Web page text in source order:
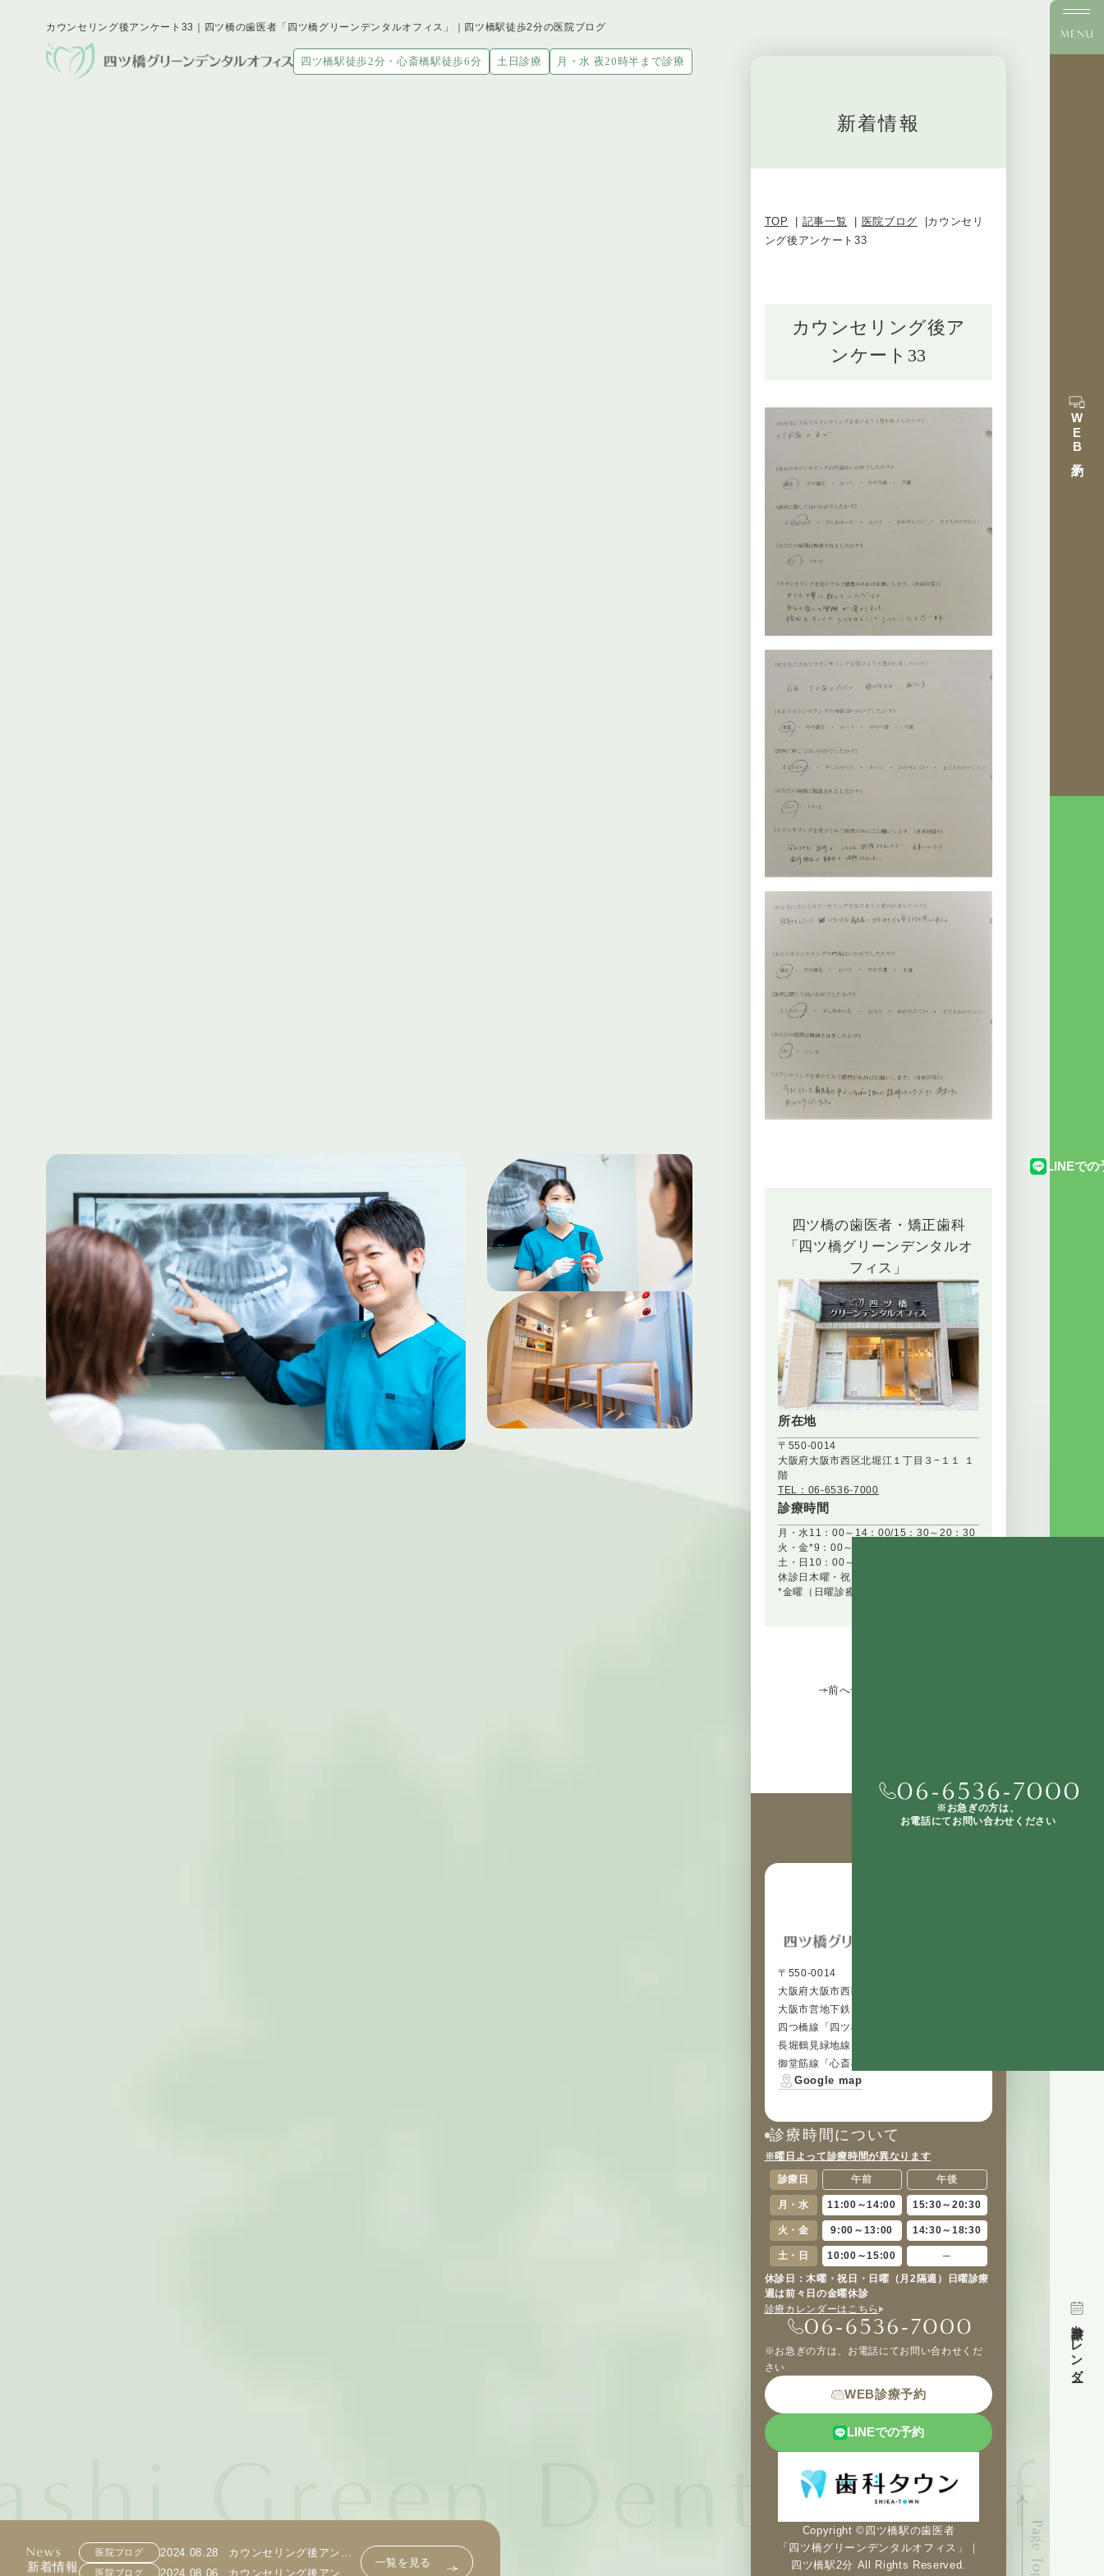
カウンセリング後アンケート33｜四ツ橋の歯医者「四ツ橋グリーンデンタルオフィス」｜四ツ橋駅徒歩2分の医院ブログ
四ツ橋駅徒歩2分・心斎橋駅徒歩6分 土日診療 月・水 夜20時半まで診療
新着情報
医院ブログ 2024.08.28
カウンセリング後アンケ
ート 91
医院ブログ 2024.08.06 カウンセリング後アンケ
一覧を見る
新着情報
TOP 記事一覧 医院ブログ
カウンセリ
ング後アンケート33
カウンセリング後ア
ンケート33
四ツ橋の歯医者・矯正歯科
「四ツ橋グリーンデンタルオ
フィス」
所在地
〒550-0014
大阪府大阪市西区北堀江１丁目３−１１ １
階
TEL：06-6536-7000
診療時間
月・水 11：00～14：00/15：30～20：30
火・金*9：00～13：00/14：30～18：30
土・日 10：00～15：00
休診日 木曜・祝日・日曜（隔週）
*金曜（日曜診療週の前の金曜日は休診）
前へ一覧へ戻る
〒550-0014
大阪府大阪市西区北堀江1丁目3-11 1階
大阪市営地下鉄
四つ橋線「四ツ橋駅」徒歩2分
長堀鶴見緑地線「西大橋駅」徒歩6分
御堂筋線「心斎橋駅」徒歩6分
Google map
診療時間について
※曜日よって診療時間が異なります
診療日 午前 午後
月・水 11:00～14:00 15:30～20:30
火・金 9:00～13:00 14:30～18:30
土・日 10:00～15:00 ─
休診日：木曜・祝日・日曜（月2隔週）日曜診療
週は前々日の金曜休診
診療カレンダーはこちら
※お急ぎの方は、お電話にてお問い合わせくだ
さい
WEB診療予約
LINEでの予約
Copyright ©四ツ橋駅の歯医者
「四ツ橋グリーンデンタルオフィス」｜
四ツ橋駅2分 All Rights Reserved.
WEB予約
LINEでの
TEL
※お急ぎの方は、
お電話にてお問い合わせください
カレンダー